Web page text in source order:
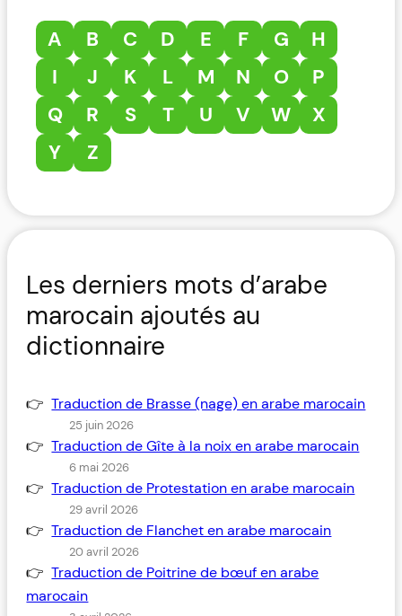
A B C D E F G
H
I
J K L M N O
P
Q
R S T U V W
X
Y
Z
Les derniers mots d’arabe
marocain ajoutés au
dictionnaire
Traduction de Brasse (nage) en arabe marocain
25 juin 2026
Traduction de Gîte à la noix en arabe marocain
6 mai 2026
Traduction de Protestation en arabe marocain
29 avril 2026
Traduction de Flanchet en arabe marocain
20 avril 2026
Traduction de Poitrine de bœuf en arabe
marocain